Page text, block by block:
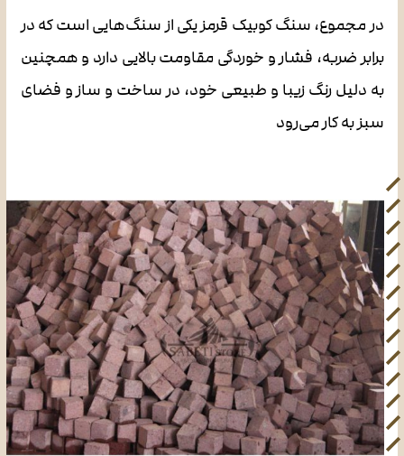
در مجموع، سنگ کوبیک قرمز یکی از سنگ‌هایی است که در
برابر ضربه، فشار و خوردگی مقاومت بالایی دارد و همچنین
به دلیل رنگ زیبا و طبیعی خود، در ساخت و ساز و فضای
سبز به کار می‌رود